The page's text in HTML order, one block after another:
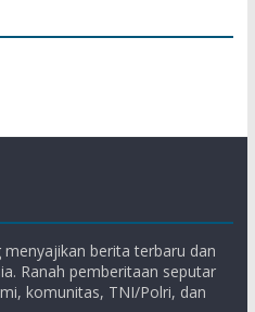
menyajikan berita terbaru dan
Ranah pemberitaan seputar
komunitas, TNI/Polri, dan